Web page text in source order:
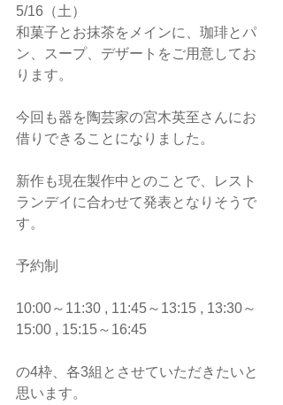
5/16（土）
和菓子とお抹茶をメインに、珈琲とパ
ン、スープ、デザートをご用意してお
ります。
今回も器を陶芸家の宮木英至さんにお
借りできることになりました。
新作も現在製作中とのことで、レスト
ランデイに合わせて発表となりそうで
す。
予約制
10:00～11:30 , 11:45～13:15 , 13:30～
15:00 , 15:15～16:45
の4枠、各3組とさせていただきたいと
思います。